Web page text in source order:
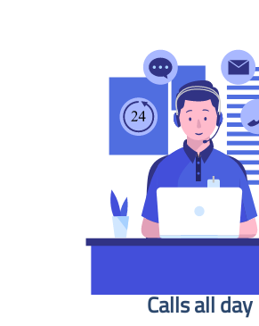
Calls all day